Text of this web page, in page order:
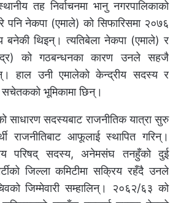
तह निर्वाचनमा भानु नगरपालिकाको
पनि नेकपा (एमाले) को सिफारिसमा २०७६
बनेकी थिइन्। त्यतिबेला नेकपा (एमाले) र
को गठबन्धनका कारण उनले सहजै
हाल उनी एमालेको केन्द्रीय सदस्य र
सचेतकको भूमिकामा छिन्।
साधारण सदस्यबाट राजनीतिक यात्रा सुरु
राजनीतिबाट आफूलाई स्थापित गरिन्।
परिषद् सदस्य, अनेमसंघ तनहुँको दुई
जिल्ला कमिटीमा सक्रिय रहँदै उनले
जिम्मेवारी सम्हालिन्। २०६२/६३ को